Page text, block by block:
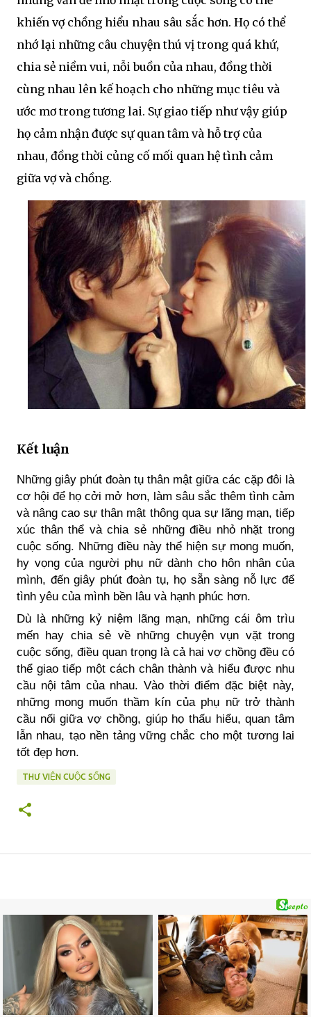
khiến vợ chồng hiểu nhau sâu sắc hơn. Họ có thể
nhớ lại những câu chuyện thú vị trong quá khứ,
chia sẻ niềm vui, nỗi buồn của nhau, đồng thời
cùng nhau lên kế hoạch cho những mục tiêu và
ước mơ trong tương lai. Sự giao tiếp như vậy giúp
họ cảm nhận được sự quan tâm và hỗ trợ của
nhau, đồng thời củng cố mối quan hệ tình cảm
giữa vợ và chồng.
Kết luận
Những giây phút đoàn tụ thân mật giữa các cặp đôi là
cơ hội để họ cởi mở hơn, làm sâu sắc thêm tình cảm
và nâng cao sự thân mật thông qua sự lãng mạn, tiếp
xúc thân thể và chia sẻ những điều nhỏ nhặt trong
cuộc sống. Những điều này thể hiện sự mong muốn,
hy vọng của người phụ nữ dành cho hôn nhân của
mình, đến giây phút đoàn tụ, họ sẵn sàng nỗ lực để
tình yêu của mình bền lâu và hạnh phúc hơn.
Dù là những kỷ niệm lãng mạn, những cái ôm trìu
mến hay chia sẻ về những chuyện vụn vặt trong
cuộc sống, điều quan trọng là cả hai vợ chồng đều có
thể giao tiếp một cách chân thành và hiểu được nhu
cầu nội tâm của nhau. Vào thời điểm đặc biệt này,
những mong muốn thầm kín của phụ nữ trở thành
cầu nối giữa vợ chồng, giúp họ thấu hiểu, quan tâm
lẫn nhau, tạo nền tảng vững chắc cho một tương lai
tốt đẹp hơn.
THƯ VIỆN CUỘC SỐNG